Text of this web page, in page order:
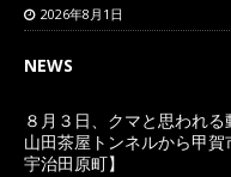
2026年8月1日
NEWS
８月３日、クマと思われ
山田茶屋トンネルから甲
宇治田原町】